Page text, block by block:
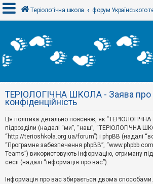
х
і
Р
е
с
т
р
а
ц
і
я
Теріологічна школа форум Українського
ТЕРІОЛОГІЧНА ШКОЛА - Заява про
конфіденційність
Ця політика детально пояснює, як
підрозділи (надалі “ми”, “наш”, “ТЕРІОЛОГІЧНА
“http://terioshkola.org.ua/forum”) і phpBB (надалі
“Програмне забезпечення phpBB”,
Teams”) використовують інформацію, отриману
сесії (надалі “інформація про вас”).
Інформація про вас збирається двома